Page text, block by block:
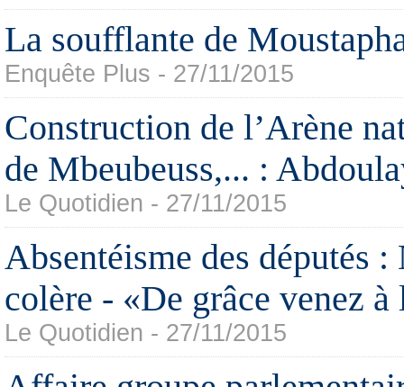
La soufflante de
Enquête Plus - 27/11/2015
Construction de l’Arène
de Mbeubeuss,... :
Le Quotidien - 27/11/2015
Absentéisme des députés :
colère - «De grâce venez à
Le Quotidien - 27/11/2015